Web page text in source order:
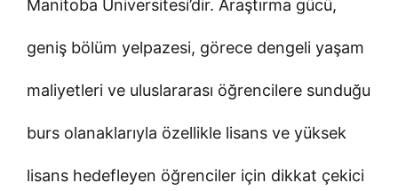
Manitoba Üniversitesi’dir. Araştırma gücü,
geniş bölüm yelpazesi, görece dengeli yaşam
maliyetleri ve uluslararası öğrencilere sunduğu
burs olanaklarıyla özellikle lisans ve yüksek
lisans hedefleyen öğrenciler için dikkat çekici